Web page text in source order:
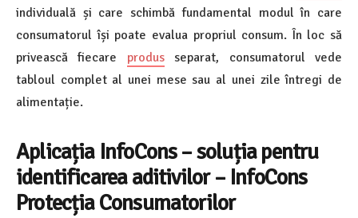
individuală și care schimbă fundamental modul în care
consumatorul își poate evalua propriul consum. În loc să
privească fiecare produsseparat, consumatorul vede
tabloul complet al unei mese sau al unei zile întregi de
alimentație.
Aplicația InfoCons – soluția pentru
identificarea aditivilor – InfoCons
Protecția Consumatorilor